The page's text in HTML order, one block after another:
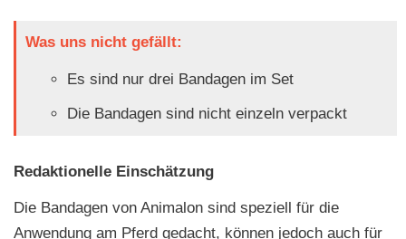
Was uns nicht gefällt:
Es sind nur drei Bandagen im Set
Die Bandagen sind nicht einzeln verpackt
Redaktionelle Einschätzung
Die Bandagen von Animalon sind speziell für die
Anwendung am Pferd gedacht, können jedoch auch für